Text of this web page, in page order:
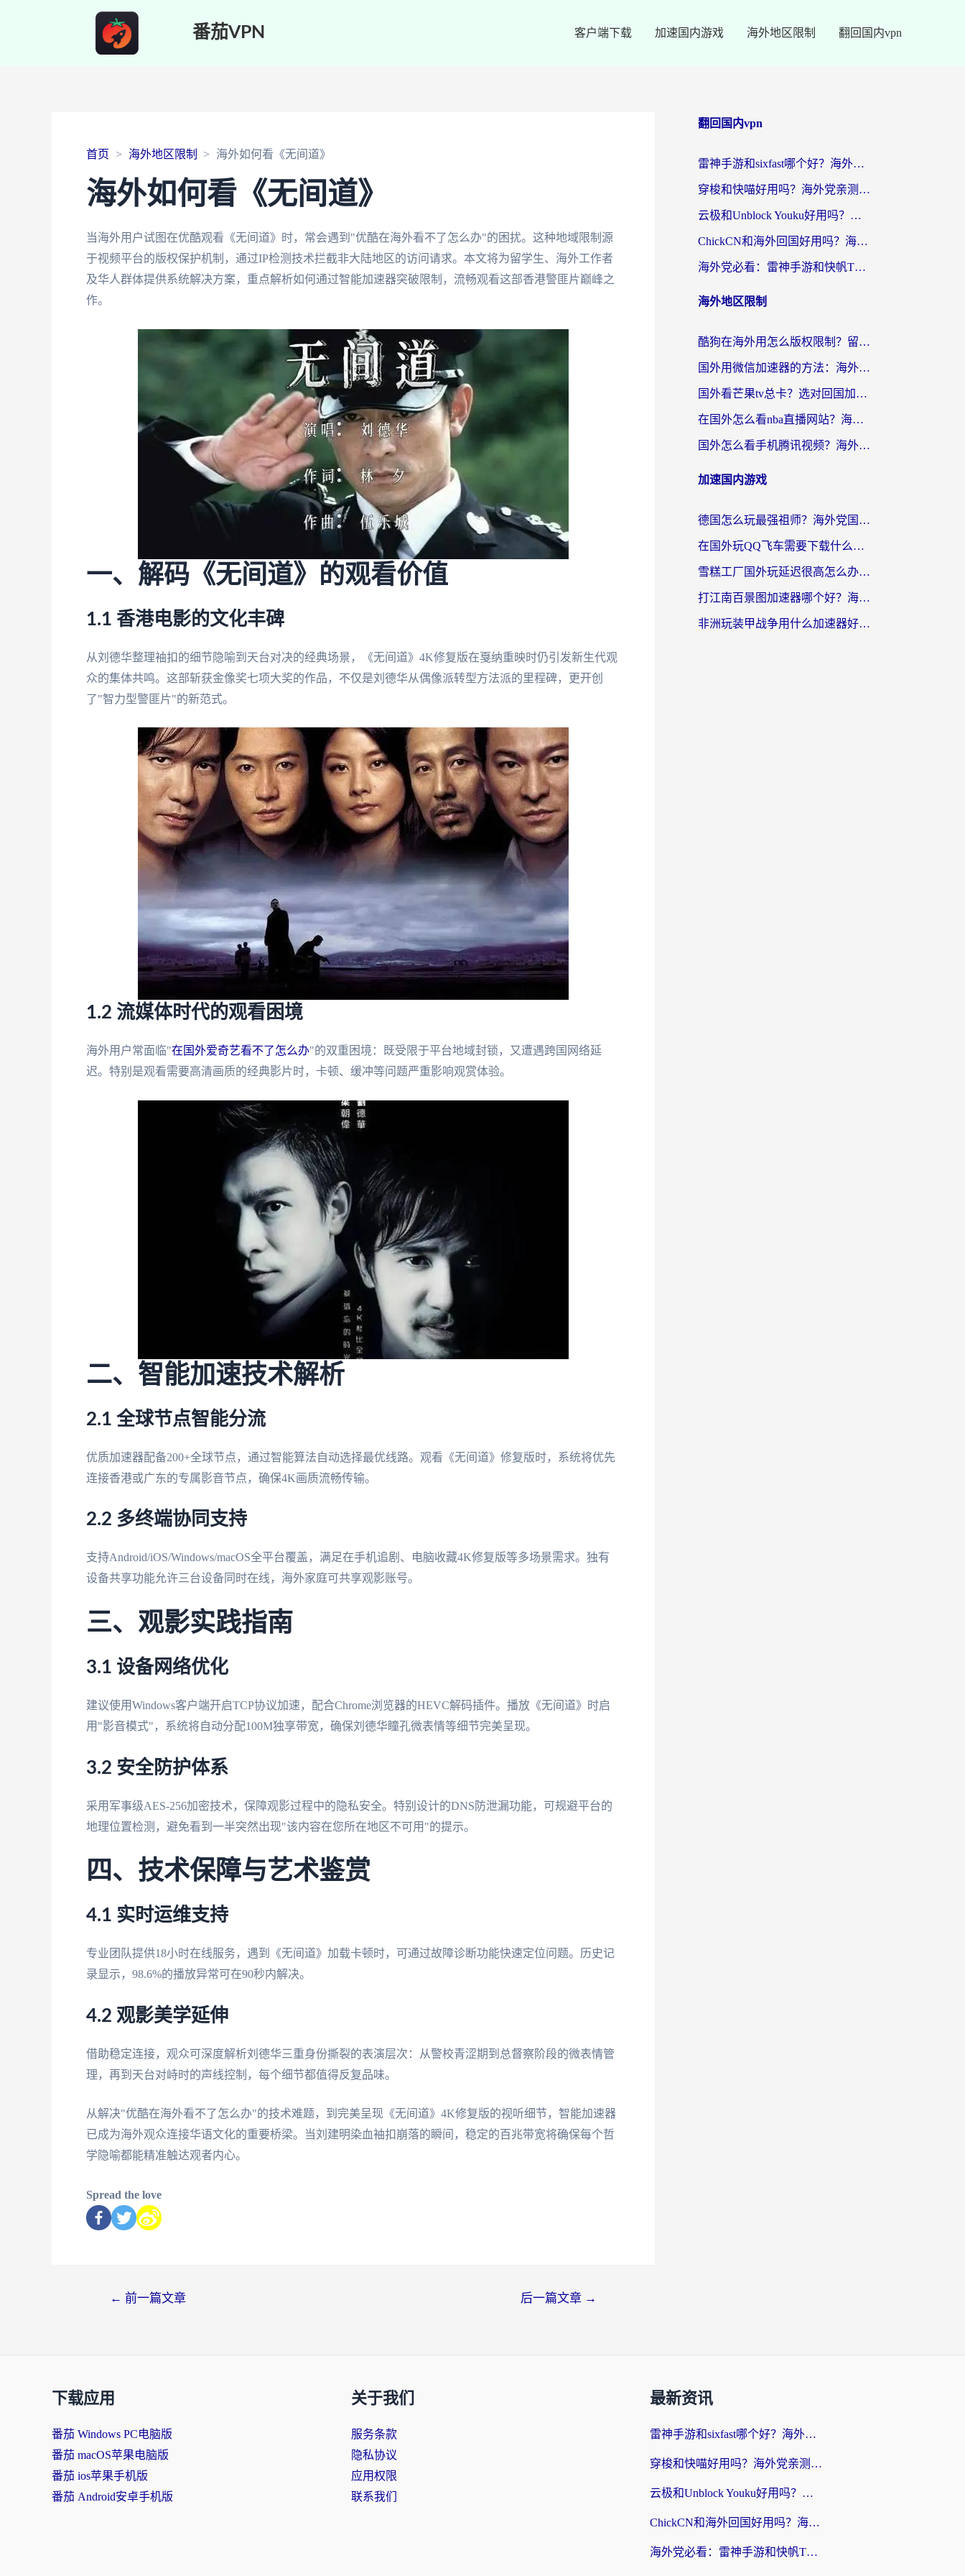
番茄VPN 客户端下载 加速国内游戏 海外地区限制 翻回国内vpn
首页 海外地区限制 海外如何看《无间道》
海外如何看《无间道》
当海外用户试图在优酷观看《无间道》时，常会遇到"优酷在海外看不了怎么办"的困扰。这种地域限制源
于视频平台的版权保护机制，通过IP检测技术拦截非大陆地区的访问请求。本文将为留学生、海外工作者
及华人群体提供系统解决方案，重点解析如何通过智能加速器突破限制，流畅观看这部香港警匪片巅峰之
作。
一、解码《无间道》的观看价值
1.1 香港电影的文化丰碑
从刘德华整理袖扣的细节隐喻到天台对决的经典场景，《无间道》4K修复版在戛纳重映时仍引发新生代观
众的集体共鸣。这部斩获金像奖七项大奖的作品，不仅是刘德华从偶像派转型方法派的里程碑，更开创
了"智力型警匪片"的新范式。
1.2 流媒体时代的观看困境
海外用户常面临"在国外爱奇艺看不了怎么办"的双重困境：既受限于平台地域封锁，又遭遇跨国网络延
迟。特别是观看需要高清画质的经典影片时，卡顿、缓冲等问题严重影响观赏体验。
二、智能加速技术解析
2.1 全球节点智能分流
优质加速器配备200+全球节点，通过智能算法自动选择最优线路。观看《无间道》修复版时，系统将优先
连接香港或广东的专属影音节点，确保4K画质流畅传输。
2.2 多终端协同支持
支持Android/iOS/Windows/macOS全平台覆盖，满足在手机追剧、电脑收藏4K修复版等多场景需求。独有
设备共享功能允许三台设备同时在线，海外家庭可共享观影账号。
三、观影实践指南
3.1 设备网络优化
建议使用Windows客户端开启TCP协议加速，配合Chrome浏览器的HEVC解码插件。播放《无间道》时启
用"影音模式"，系统将自动分配100M独享带宽，确保刘德华瞳孔微表情等细节完美呈现。
3.2 安全防护体系
采用军事级AES-256加密技术，保障观影过程中的隐私安全。特别设计的DNS防泄漏功能，可规避平台的
地理位置检测，避免看到一半突然出现"该内容在您所在地区不可用"的提示。
四、技术保障与艺术鉴赏
4.1 实时运维支持
专业团队提供18小时在线服务，遇到《无间道》加载卡顿时，可通过故障诊断功能快速定位问题。历史记
录显示，98.6%的播放异常可在90秒内解决。
4.2 观影美学延伸
借助稳定连接，观众可深度解析刘德华三重身份撕裂的表演层次：从警校青涩期到总督察阶段的微表情管
理，再到天台对峙时的声线控制，每个细节都值得反复品味。
从解决"优酷在海外看不了怎么办"的技术难题，到完美呈现《无间道》4K修复版的视听细节，智能加速器
已成为海外观众连接华语文化的重要桥梁。当刘建明染血袖扣崩落的瞬间，稳定的百兆带宽将确保每个哲
学隐喻都能精准触达观者内心。
Spread the love
← 前一篇文章 后一篇文章 →
翻回国内vpn
雷神手游和sixfast哪个好？海外党亲测3款回国加速器，教你选对不踩坑
穿梭和快喵好用吗？海外党亲测：小众加速器对比+番茄加速器深度体验
云极和Unblock Youku好用吗？海外党亲测+2026回国加速器避坑指南
ChickCN和海外回国好用吗？海外党2026亲测：从手游到影音，选对加速器的3个关键
海外党必看：雷神手游和快帆TV版好用吗？3步选对回国加速器不踩坑
海外地区限制
酷狗在海外用怎么版权限制？留学生亲测：3步解决听国内音乐难题
国外用微信加速器的方法：海外党无缝连接国内生活的实用指南
国外看芒果tv总卡？选对回国加速器，轻松追《浪姐》不费劲
在国外怎么看nba直播网站？海外党专属体育观赛指南，告别地区限制！
国外怎么看手机腾讯视频？海外党亲测有效的追剧加速器选择指南
加速国内游戏
德国怎么玩最强祖师？海外党国服游戏加速器选择全攻略（附宝可梦Online实测）
在国外玩QQ飞车需要下载什么加速器呢？海外党亲测有效的国服游戏加速指南
雪糕工厂国外玩延迟很高怎么办？海外玩家国服游戏加速终极攻略（附实测推荐）
打江南百景图加速器哪个好？海外党踩坑N次后，终于找到不卡的秘诀
非洲玩装甲战争用什么加速器好？海外党亲测有效的国服游戏加速方案
下载应用
番茄 Windows PC电脑版
番茄 macOS苹果电脑版
番茄 ios苹果手机版
番茄 Android安卓手机版
关于我们
服务条款
隐私协议
应用权限
联系我们
最新资讯
雷神手游和sixfast哪个好？海外党亲测3款回国加速器，教你选对不踩坑
穿梭和快喵好用吗？海外党亲测：小众加速器对比+番茄加速器深度体验
云极和Unblock Youku好用吗？海外党亲测+2026回国加速器避坑指南
ChickCN和海外回国好用吗？海外党2026亲测：从手游到影音，选对加速器的3个关键
海外党必看：雷神手游和快帆TV版好用吗？3步选对回国加速器不踩坑